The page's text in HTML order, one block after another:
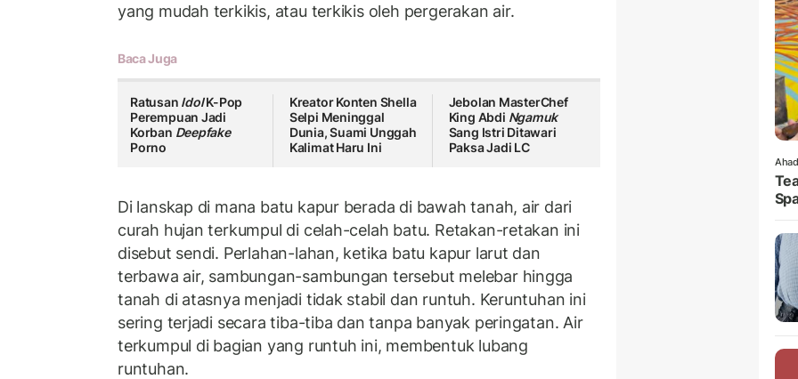
yang mudah terkikis, atau terkikis oleh pergerakan air.
Baca Juga
Ratusan IdolK-Pop
Perempuan Jadi
Korban Deepfake
Porno
Kreator Konten Shella
Selpi Meninggal
Dunia, Suami Unggah
Kalimat Haru Ini
Jebolan MasterChef
King Abdi Ngamuk
Sang Istri Ditawari
Paksa Jadi LC
Di lanskap di mana batu kapur berada di bawah tanah, air dari
curah hujan terkumpul di celah-celah batu. Retakan-retakan ini
disebut sendi. Perlahan-lahan, ketika batu kapur larut dan
terbawa air, sambungan-sambungan tersebut melebar hingga
tanah di atasnya menjadi tidak stabil dan runtuh. Keruntuhan ini
sering terjadi secara tiba-tiba dan tanpa banyak peringatan. Air
terkumpul di bagian yang runtuh ini, membentuk lubang
runtuhan.